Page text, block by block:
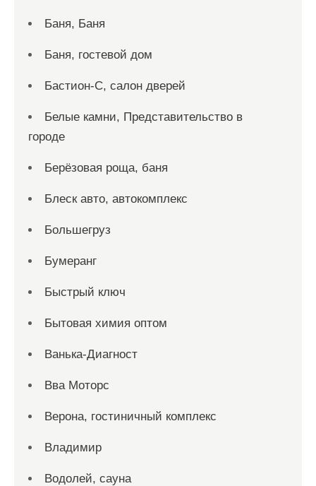
Баня, Баня
Баня, гостевой дом
Бастион-С, салон дверей
Белые камни, Представительство в
городе
Берёзовая роща, баня
Блеск авто, автокомплекс
Большегруз
Бумеранг
Быстрый ключ
Бытовая химия оптом
Ванька-Диагност
Вва Моторс
Верона, гостиничный комплекс
Владимир
Водолей, сауна